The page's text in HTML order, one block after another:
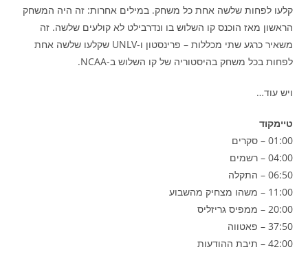
קלעו לפחות שלשה אחת כל משחק. במילים אחרות: זה היה המשחק
הראשון מאז הוכנס קו השלוש בו ונדרבילט לא קולעים שלשה. זה
משאיר כרגע שתי מכללות – פרינסטון ו-UNLV שקלעו שלשה אחת
לפחות בכל משחק בהיסטוריה של קו השלוש ב-NCAA.
ויש עוד…
טיימקוד
01:00 – סקרים
04:00 – רשמים
06:50 – התקלה
11:00 – משהו מצחיק מהשבוע
20:00 – ממפיס גריזליס
37:50 – פאטווה
42:00 – תיבת ההודעות